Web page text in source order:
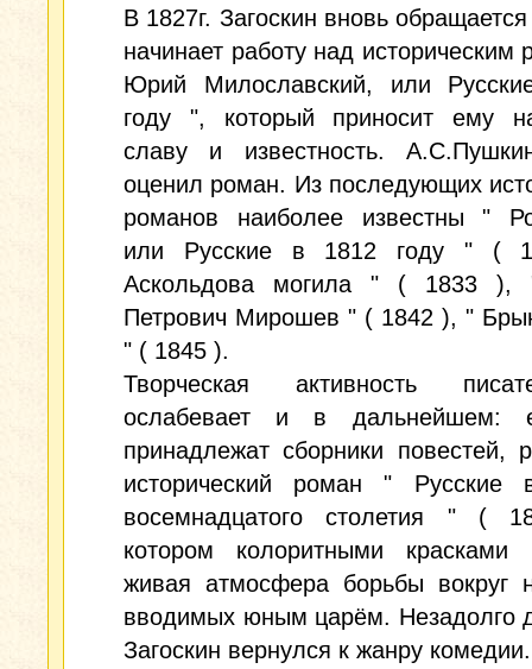
В 1827г. Загоскин вновь
начинает работу над историческим
Юрий Милославский, или
году ", который приносит ему
славу и известность.
оценил роман. Из последующих
романов наиболее известны "
или Русские в 1812 году " (
Аскольдова могила " ( 1833 ),
Петрович Мирошев " ( 1842 ), "
" ( 1845 ).
Творческая активность
ослабевает и в дальнейшем:
принадлежат сборники повестей,
исторический роман " Русские
восемнадцатого столетия " (
котором колоритными красками
живая атмосфера борьбы вокруг
вводимых юным царём. Незадолго
Загоскин вернулся к жанру комедии.